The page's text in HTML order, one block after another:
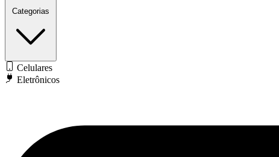
Categorias
Celulares
Eletrônicos